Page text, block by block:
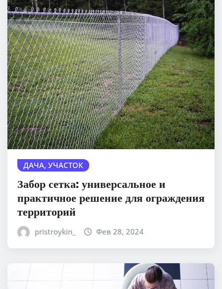
ДАЧА, УЧАСТОК
Забор сетка: универсальное и
практичное решение для ограждения
территорий
pristroykin_ Фев 28, 2024